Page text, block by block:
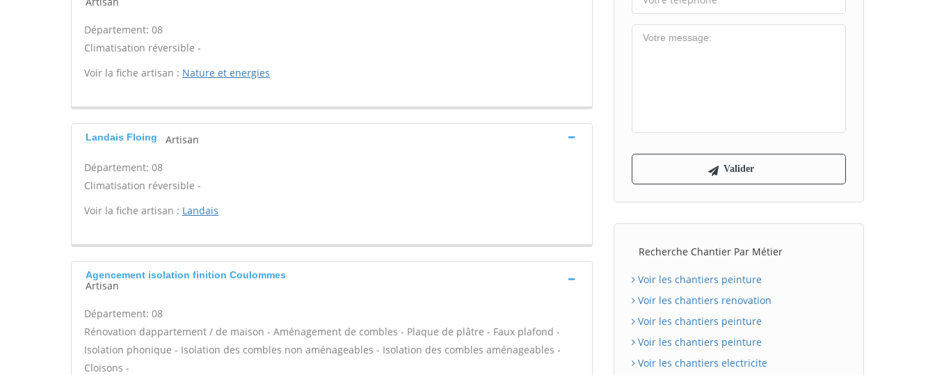
Département: 08
Climatisation réversible -
Voir la fiche artisan : Nature et energies
Landais Floing Artisan
Département: 08
Climatisation réversible -
Voir la fiche artisan : Landais
Agencement isolation finition Coulommes
Artisan
Département: 08
Rénovation dappartement / de maison - Aménagement de combles - Plaque de plâtre - Faux plafond -
Isolation phonique - Isolation des combles non aménageables - Isolation des combles aménageables -
Cloisons -
Recherche Chantier Par Métier
Voir les chantiers peinture
Voir les chantiers renovation
Voir les chantiers peinture
Voir les chantiers peinture
Voir les chantiers electricite